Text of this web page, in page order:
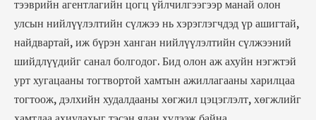
тээврийн агентлагийн цогц үйлчилгээгээр манай олон
улсын нийлүүлэлтийн сүлжээ нь хэрэглэгчдэд үр ашигтай,
найдвартай, иж бүрэн ханган нийлүүлэлтийн сүлжээний
шийдлүүдийг санал болгодог. Бид олон аж ахуйн нэгжтэй
урт хугацааны тогтвортой хамтын ажиллагааны харилцаа
тогтоож, дэлхийн худалдааны хөгжил цэцэглэлт, хөгжлийг